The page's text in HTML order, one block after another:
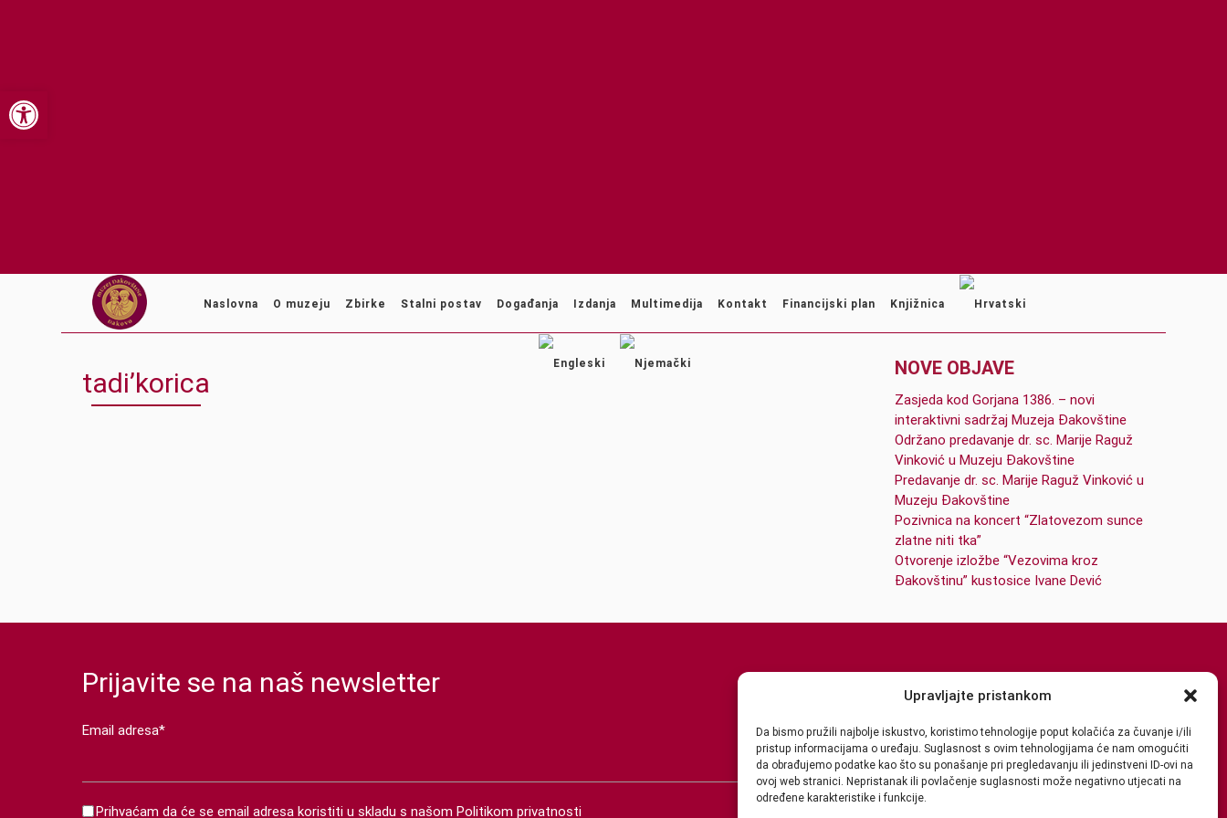
Open toolbar
Upravljajte pristankom
Da bismo pružili najbolje iskustvo, koristimo tehnologije poput kolačića za čuvanje i/ili
pristup informacijama o uređaju. Suglasnost s ovim tehnologijama će nam omogućiti
da obrađujemo podatke kao što su ponašanje pri pregledavanju ili jedinstveni ID-ovi na
ovoj web stranici. Nepristanak ili povlačenje suglasnosti može negativno utjecati na
određene karakteristike i funkcije.
Naslovna O muzeju Zbirke Stalni postav Događanja Izdanja Multimedija Kontakt Financijski plan Knjižnica
tadi’korica NOVE OBJAVE
Zasjeda kod Gorjana 1386. – novi
interaktivni sadržaj Muzeja Đakovštine
Održano predavanje dr. sc. Marije Raguž
Vinković u Muzeju Đakovštine
Predavanje dr. sc. Marije Raguž Vinković u
Muzeju Đakovštine
Pozivnica na koncert “Zlatovezom sunce
zlatne niti tka”
Otvorenje izložbe “Vezovima kroz
Đakovštinu” kustosice Ivane Dević
Prijavite se na naš newsletter
Email adresa*
Prihvaćam da će se email adresa koristiti u skladu s našom Politikom privatnosti